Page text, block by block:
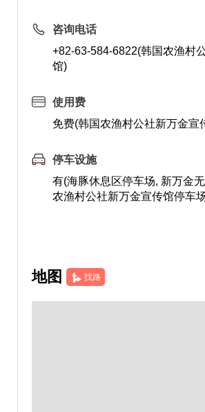
咨询电话
+82-63-584-6822(韩国农渔村
馆)
使用费
免费(韩国农渔村公社新万金宣
停车设施
有(海豚休息区停车场, 新万金
农渔村公社新万金宣传馆停车
地图 找路